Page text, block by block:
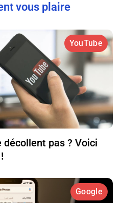
vous plaire
YouTube
décollent pas ? Voici
Google